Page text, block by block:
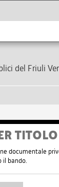
del Friuli
documentale
il bando.